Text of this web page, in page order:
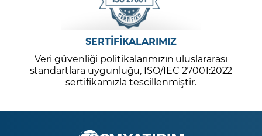
SERTİFİKALARIMIZ
Veri güvenliği politikalarımızın uluslararası
standartlara uygunluğu, ISO/IEC 27001:2022
sertifikamızla tescillenmiştir.